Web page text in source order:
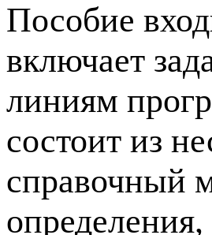
Пособие
включает
линиям
состоит из
справочный